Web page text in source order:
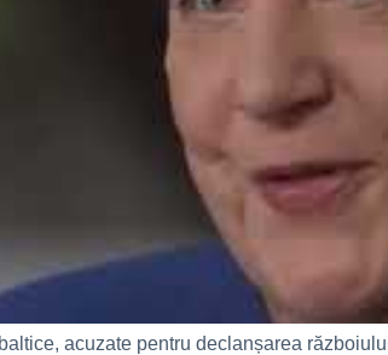
acuzate pentru declanșarea